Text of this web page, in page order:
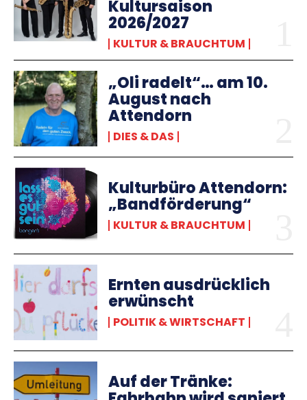
Kultursaison
2026/2027
KULTUR & BRAUCHTUM
„Oli radelt“… am 10.
August nach
Attendorn
DIES & DAS
Kulturbüro Attendorn:
„Bandförderung“
KULTUR & BRAUCHTUM
Ernten ausdrücklich
erwünscht
POLITIK & WIRTSCHAFT
Auf der Tränke: